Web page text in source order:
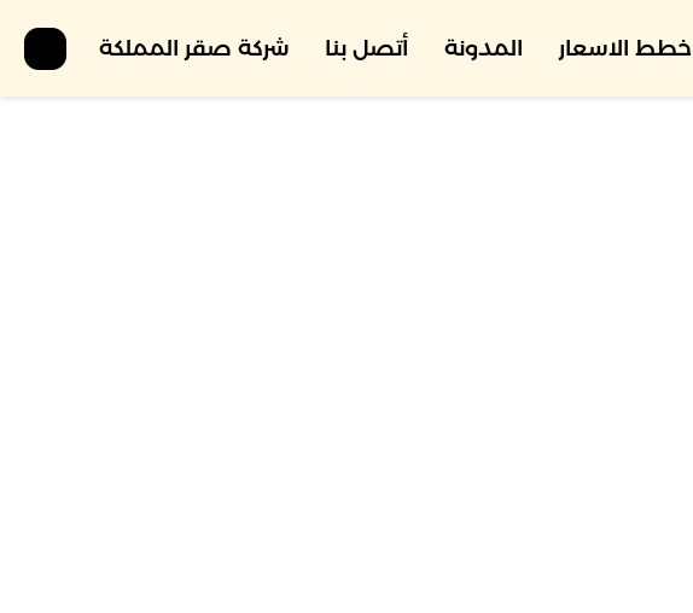
خطط الاسعار المدونة أتصل بنا شركة صقر المملكة